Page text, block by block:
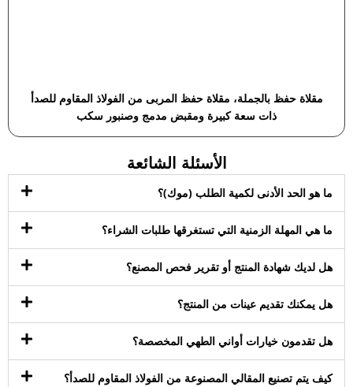
مقلاة حفظ بالجملة، مقلاة حفظ المربى من الفولاذ المقاوم للصدأ
ذات سعة كبيرة ومقبض مدمج وصنبور سكب
الأسئلة الشائعة
ما هو الحد الأدنى لكمية الطلب (موك)؟
ما هي المهلة الزمنية التي تستغرقها طلبات الشراء؟
هل لديك شهادة المنتج أو تقرير فحص المصنع؟
هل يمكنك تقديم عينات من المنتج؟
هل تقدمون خيارات أواني الطهي المخصصة؟
كيف يتم تصنيع المقالي المصنوعة من الفولاذ المقاوم للصدأ؟